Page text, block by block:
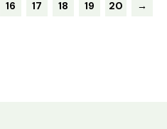
16 17 18 19 20 →